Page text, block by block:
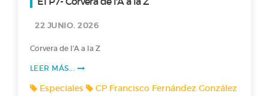
22 JUNIO. 2026
Corvera de l'A a la Z
LEER MÁS...
Especiales
CP Francisco Fernández González